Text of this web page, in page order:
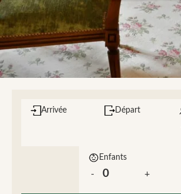
Arrivée Départ
Enfants
- +